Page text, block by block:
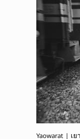
Yaowarat | เ